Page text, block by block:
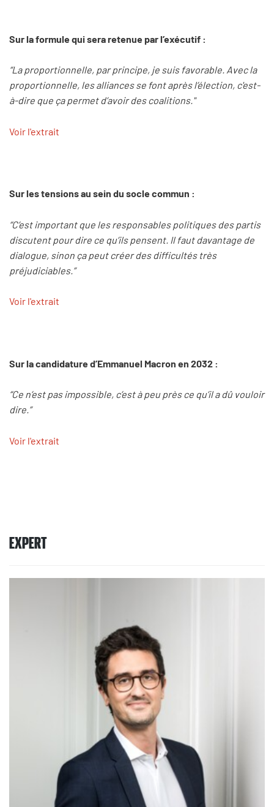
Sur la formule qui sera retenue par l’exécutif :
“La proportionnelle, par principe, je suis favorable. Avec la
proportionnelle, les alliances se font après l’élection, c'est-
à-dire que ça permet d’avoir des coalitions."
Voir l'extrait
Sur les tensions au sein du socle commun :
“C’est important que les responsables politiques des partis
discutent pour dire ce qu’ils pensent. Il faut davantage de
dialogue, sinon ça peut créer des difficultés très
préjudiciables.”
Voir l'extrait
Sur la candidature d’Emmanuel Macron en 2032 :
“Ce n’est pas impossible, c’est à peu près ce qu’il a dû vouloir
dire.”
Voir l'extrait
EXPERT